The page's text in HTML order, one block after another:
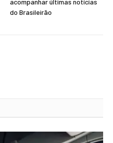
do Brasileirão